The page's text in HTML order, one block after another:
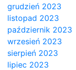
grudzień 2023
listopad 2023
październik 2023
wrzesień 2023
sierpień 2023
lipiec 2023